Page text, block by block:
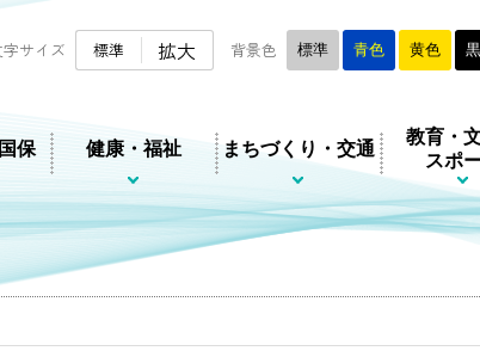
サイズ 標準 拡大 背景色 標準 青色 黄色
保 健康・福祉 まちづくり・交通
教育・
スポ